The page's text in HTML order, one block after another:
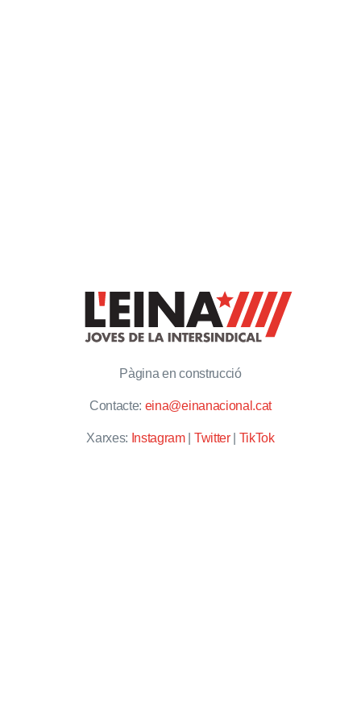
Pàgina en construcció
Contacte: eina@einanacional.cat
Xarxes: Instagram| Twitter| TikTok